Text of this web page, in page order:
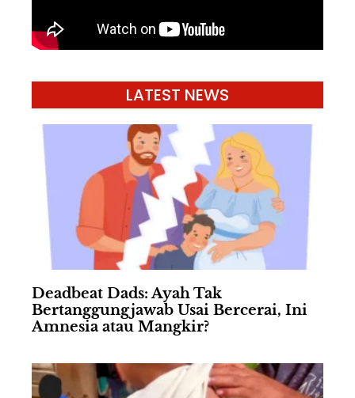
LATEST NEWS
Deadbeat Dads: Ayah Tak
Bertanggungjawab Usai Bercerai, Ini
Amnesia atau Mangkir?